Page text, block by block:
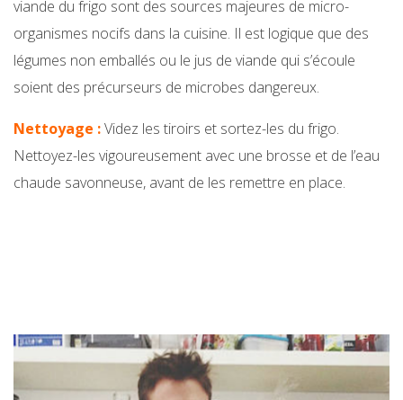
viande du frigo sont des sources majeures de micro-
organismes nocifs dans la cuisine. Il est logique que des
légumes non emballés ou le jus de viande qui s’écoule
soient des précurseurs de microbes dangereux.
Nettoyage :Videz les tiroirs et sortez-les du frigo.
Nettoyez-les vigoureusement avec une brosse et de l’eau
chaude savonneuse, avant de les remettre en place.